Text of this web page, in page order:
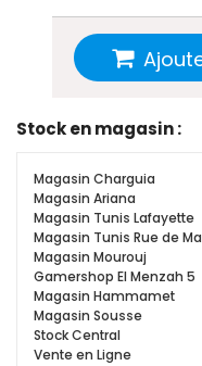
Stock en magasin :
Magasin Charguia
Magasin Ariana
Magasin Tunis Lafayette
Magasin Tunis Rue de
Magasin Mourouj
Gamershop El Menzah 5
Magasin Hammamet
Magasin Sousse
Stock Central
Vente en Ligne